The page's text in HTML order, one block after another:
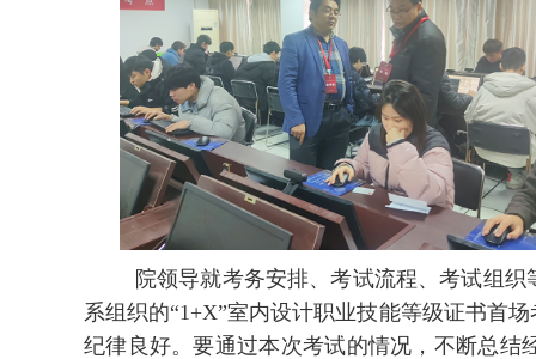
院领导就考务安排、考试流程、考试组
系组织的“1+X”室内设计职业技能等级证书首
纪律良好。要通过本次考试的情况，不断总结